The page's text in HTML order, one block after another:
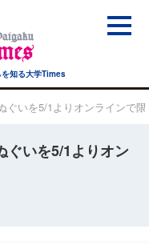
を知る大学Times
ぐいを5/1よりオンラインで
ぐいを5/1よりオン